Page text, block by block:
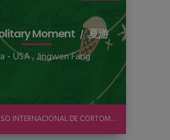
Moment 夏游
- USA,Jingwen Fang
CONCURSO INTERNACIONAL DE CORTOMETRAJE